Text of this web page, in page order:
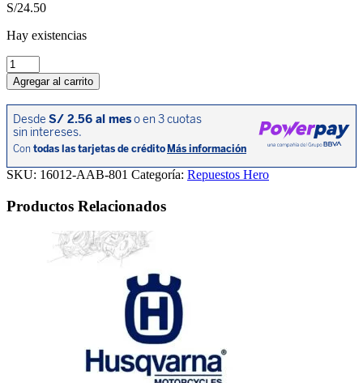
S/24.50
Hay existencias
JUEGO
AGUJA
CARBURADOR
cantidad
Agregar al carrito
SKU: 16012-AAB-801 Categoría: Repuestos Hero
Productos Relacionados